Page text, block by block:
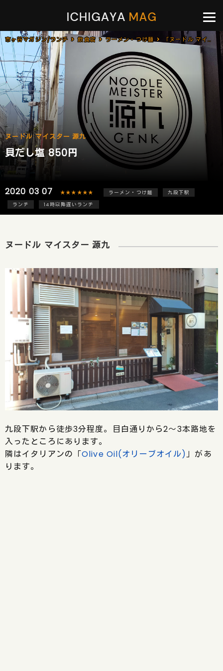
市ヶ谷マガジン/ランチ 飲食店 ラーメン・つけ麺 「ヌードル マイスター 源九」で「貝だし塩(850円)」[九段下]
ヌードル マイスター 源九
貝だし塩 850円
2020 03 07 ★★★★★★ ラーメン・つけ麺
九段下駅
ランチ
14時以降遅いランチ
ヌードル マイスター 源九
九段下駅から徒歩3分程度。目白通りから2～3本路地を
入ったところにあります。
隣はイタリアンの「Olive Oil(オリーブオイル)」があ
ります。